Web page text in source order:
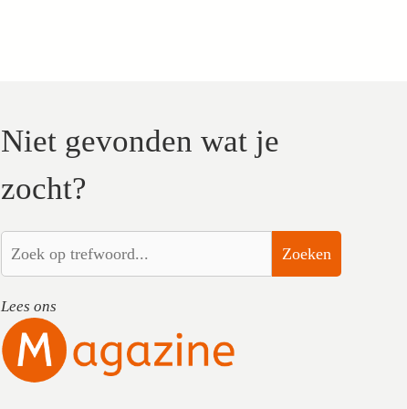
Niet gevonden wat je
zocht?
Zoeken
Lees ons